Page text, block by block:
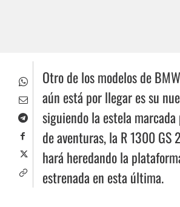
Otro de los modelos de
aún está por llegar es su
siguiendo la estela
de aventuras, la R 1300 GS
hará heredando la
estrenada en esta última.